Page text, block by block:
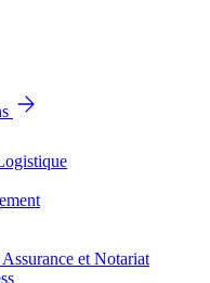
et Notariat